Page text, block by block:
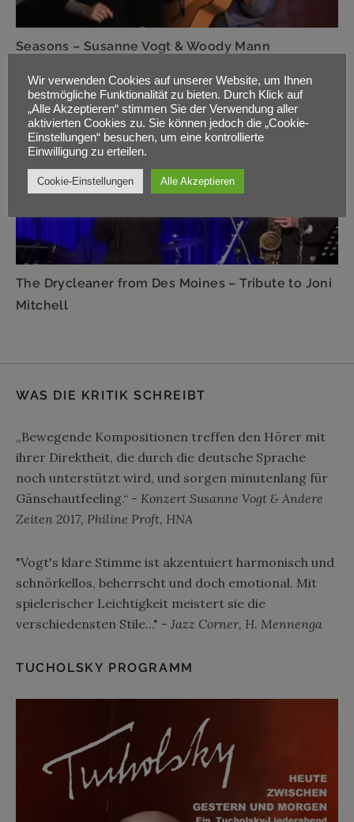
Seasons – Susanne Vogt & Woody Mann
The Drycleaner from Des Moines – Tribute to Joni
Mitchell
WAS DIE KRITIK SCHREIBT
„Bewegende Kompositionen treffen den Hörer mit
ihrer Direktheit, die durch die deutsche Sprache
noch unterstützt wird, und sorgen minutenlang für
Gänsehautfeeling.“ - Konzert Susanne Vogt & Andere
Zeiten 2017, Philine Proft, HNA
"Vogt's klare Stimme ist akzentuiert harmonisch und
schnörkellos, beherrscht und doch emotional. Mit
spielerischer Leichtigkeit meistert sie die
verschiedensten Stile..." - Jazz Corner, H. Mennenga
TUCHOLSKY PROGRAMM
Wir verwenden Cookies auf unserer Website, um Ihnen
bestmögliche Funktionalität zu bieten. Durch Klick auf
„Alle Akzeptieren“ stimmen Sie der Verwendung aller
aktivierten Cookies zu. Sie können jedoch die „Cookie-
Einstellungen“ besuchen, um eine kontrollierte
Einwilligung zu erteilen.
Cookie-Einstellungen Alle Akzeptieren